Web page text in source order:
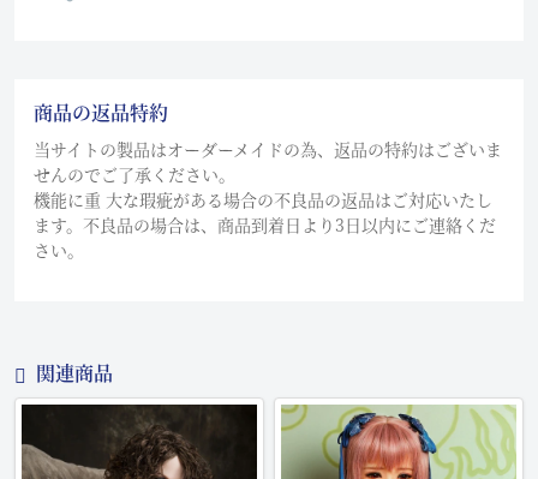
商品の返品特約
当サイトの製品はオーダーメイドの為、返品の特約はございま
せんのでご了承ください。
機能に重 大な瑕疵がある場合の不良品の返品はご対応いたし
ます。不良品の場合は、商品到着日より3日以内にご連絡くだ
さい。
関連商品